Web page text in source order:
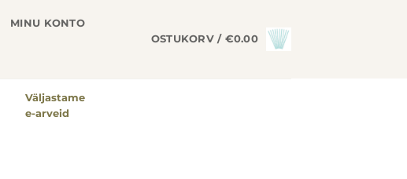
MINU KONTO
OSTUKORV / €0.00
Väljastame
e-arveid